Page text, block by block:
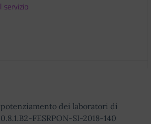
servizio
potenziamento dei laboratori di
FESRPON-SI-2018-140